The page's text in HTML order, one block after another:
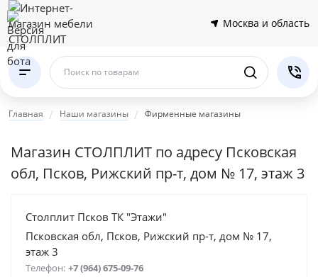
Москва и область
Поиск по товарам
Главная Наши магазины Фирменные магазины
Магазин СТОЛПЛИТ по адресу Псковская
обл, Псков, Рижский пр-т, дом № 17, этаж 3
Столплит Псков ТК "Этажи"
Псковская обл, Псков, Рижский пр-т, дом № 17,
этаж 3
Телефон: +7 (964) 675-09-76